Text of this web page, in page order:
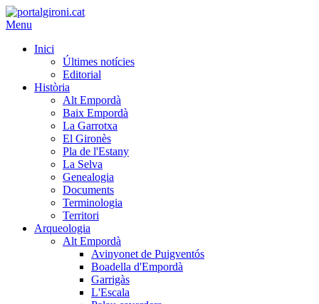
Menu
Inici
Últimes notícies
Editorial
Història
Alt Empordà
Baix Empordà
La Garrotxa
El Gironès
Pla de l'Estany
La Selva
Genealogia
Documents
Terminologia
Territori
Arqueologia
Alt Empordà
Avinyonet de Puigventós
Boadella d'Empordà
Garrigàs
L'Escala